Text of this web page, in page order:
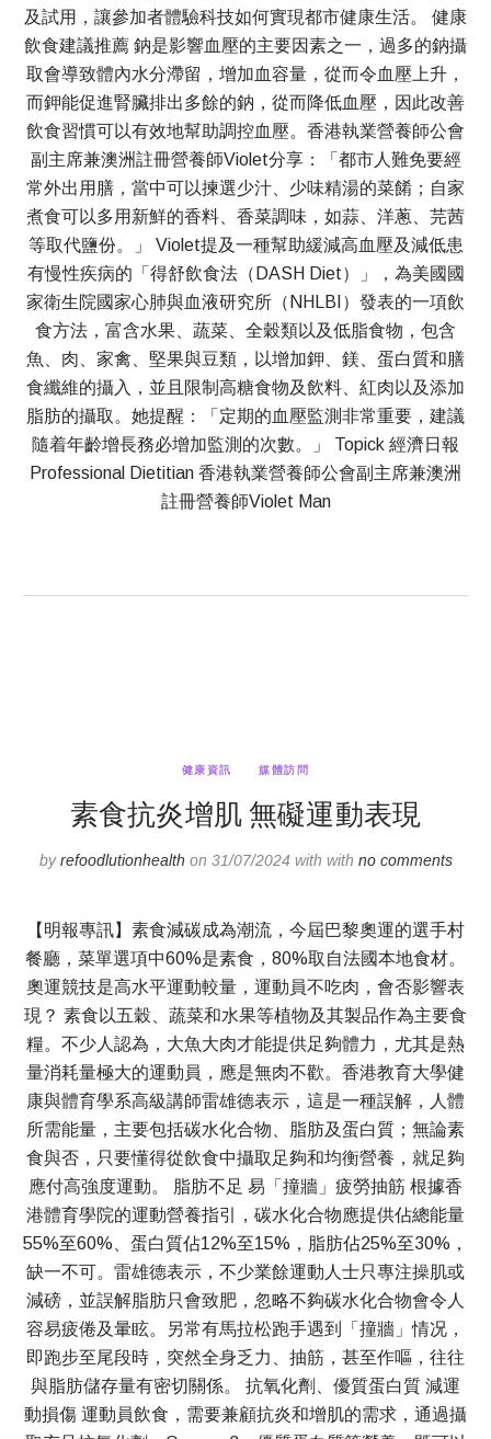
及試用，讓參加者體驗科技如何實現都市健康生活。 健康
飲食建議推薦 鈉是影響血壓的主要因素之一，過多的鈉攝
取會導致體內水分滯留，增加血容量，從而令血壓上升，
而鉀能促進腎臟排出多餘的鈉，從而降低血壓，因此改善
飲食習慣可以有效地幫助調控血壓。香港執業營養師公會
副主席兼澳洲註冊營養師Violet分享：「都市人難免要經
常外出用膳，當中可以揀選少汁、少味精湯的菜餚；自家
煮食可以多用新鮮的香料、香菜調味，如蒜、洋蔥、芫茜
等取代鹽份。」 Violet提及一種幫助緩減高血壓及減低患
有慢性疾病的「得舒飲食法（DASH Diet）」，為美國國
家衛生院國家心肺與血液研究所（NHLBI）發表的一項飲
食方法，富含水果、蔬菜、全穀類以及低脂食物，包含
魚、肉、家禽、堅果與豆類，以增加鉀、鎂、蛋白質和膳
食纖維的攝入，並且限制高糖食物及飲料、紅肉以及添加
脂肪的攝取。她提醒：「定期的血壓監測非常重要，建議
隨着年齡增長務必增加監測的次數。」 Topick 經濟日報
Professional Dietitian 香港執業營養師公會副主席兼澳洲
註冊營養師Violet Man
健康資訊 媒體訪問
素食抗炎增肌 無礙運動表現
byrefoodlutionhealth on 31/07/2024 with with no comments
【明報專訊】素食減碳成為潮流，今屆巴黎奧運的選手村
餐廳，菜單選項中60%是素食，80%取自法國本地食材。
奧運競技是高水平運動較量，運動員不吃肉，會否影響表
現？ 素食以五穀、蔬菜和水果等植物及其製品作為主要食
糧。不少人認為，大魚大肉才能提供足夠體力，尤其是熱
量消耗量極大的運動員，應是無肉不歡。香港教育大學健
康與體育學系高級講師雷雄德表示，這是一種誤解，人體
所需能量，主要包括碳水化合物、脂肪及蛋白質；無論素
食與否，只要懂得從飲食中攝取足夠和均衡營養，就足夠
應付高強度運動。 脂肪不足 易「撞牆」疲勞抽筋 根據香
港體育學院的運動營養指引，碳水化合物應提供佔總能量
55%至60%、蛋白質佔12%至15%，脂肪佔25%至30%，
缺一不可。雷雄德表示，不少業餘運動人士只專注操肌或
減磅，並誤解脂肪只會致肥，忽略不夠碳水化合物會令人
容易疲倦及暈眩。另常有馬拉松跑手遇到「撞牆」情况，
即跑步至尾段時，突然全身乏力、抽筋，甚至作嘔，往往
與脂肪儲存量有密切關係。 抗氧化劑、優質蛋白質 減運
動損傷 運動員飲食，需要兼顧抗炎和增肌的需求，通過攝